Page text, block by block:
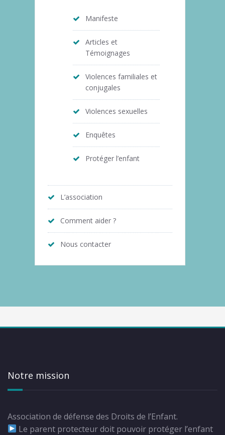
Manifeste
Articles et
Témoignages
Violences familiales et
conjugales
Violences sexuelles
Enquêtes
Protéger l’enfant
L’association
Comment aider ?
Nous contacter
Notre mission
Association de défense des Droits de l’Enfant.
Le parent protecteur doit pouvoir protéger l’enfant